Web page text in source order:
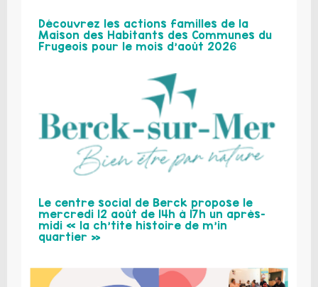
Découvrez les actions familles de la
Maison des Habitants des Communes du
Frugeois pour le mois d’août 2026
Le centre social de Berck propose le
mercredi 12 août de 14h à 17h un après-
midi « la ch’tite histoire de m’in
quartier »